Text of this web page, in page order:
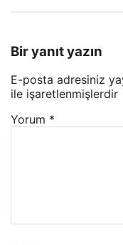
Bir yanıt yazın
E-posta adresiniz
ile işaretlenmişlerdir
Yorum *